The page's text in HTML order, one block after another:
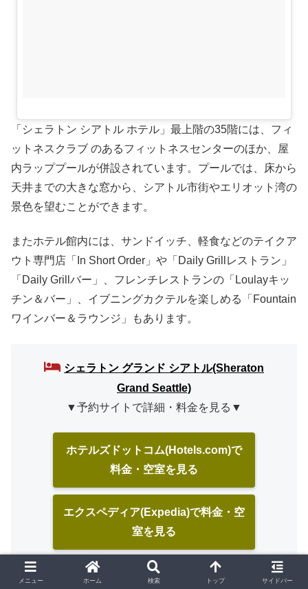
「シェラトン シアトル ホテル」最上階の35階には、フィ
ットネスクラブ のあるフィットネスセンターのほか、屋
内ラッププールが併設されています。プールでは、床から
天井までの大きな窓から、シアトル市街やエリオット湾の
景色を望むことができます。
またホテル館内には、サンドイッチ、軽食などのテイクア
ウト専門店「In Short Order」や「Daily Grillレストラン」
「Daily Grillバー」、フレンチレストランの「Loulayキッ
チン＆バー」、イブニングカクテルを楽しめる「Fountain
ワインバー＆ラウンジ」もあります。
シェラトン グランド シアトル(Sheraton
Grand Seattle)
▼予約サイトで詳細・料金を見る▼
ホテルズドットコム(Hotels.com)で
料金・空室を見る
エクスペディア(Expedia)で料金・空
室を見る
メニュー ホーム 検索 トップ サイドバー